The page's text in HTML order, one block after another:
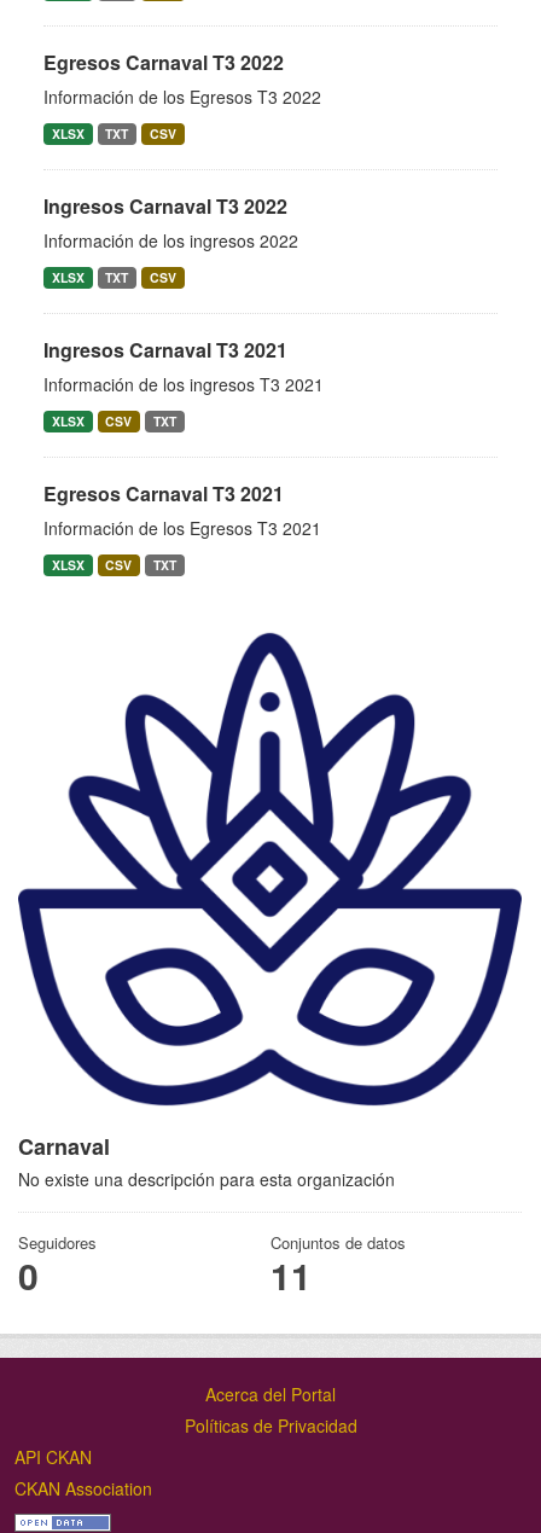
Carnaval
No existe una descripción para esta organización
Seguidores
0
Conjuntos de datos
11
Egresos Carnaval T3 2022
Información de los Egresos T3 2022
XLSX TXT CSV
Ingresos Carnaval T3 2022
Información de los ingresos 2022
XLSX TXT CSV
Ingresos Carnaval T3 2021
Información de los ingresos T3 2021
XLSX CSV TXT
Egresos Carnaval T3 2021
Información de los Egresos T3 2021
XLSX CSV TXT
Acerca del Portal
Políticas de Privacidad
API CKAN
CKAN Association